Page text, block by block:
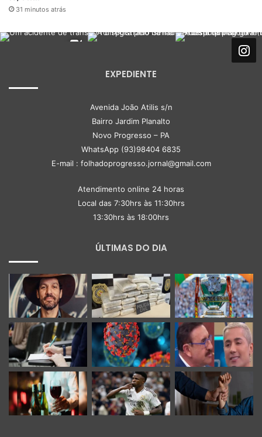
31 minutos atrás
EXPEDIENTE
Avenida João Atilis s/n
Bairro Jardim Planalto
Novo Progresso – PA
WhatsApp (93)98404 6835
E-mail : folhadoprogresso.jornal@gmail.com
Atendimento online 24 horas
Local das 7:30hrs às 11:30hrs
13:30hrs às 18:00hrs
ÚLTIMAS DO DIA